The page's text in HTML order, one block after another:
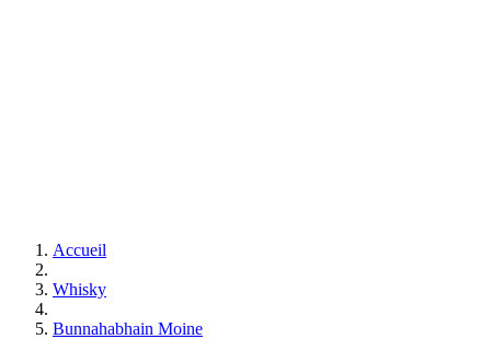
Accueil
Whisky
Bunnahabhain Moine